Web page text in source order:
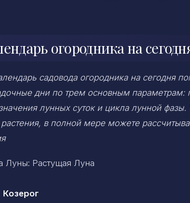
огородника на
садовода огородника на сегодня
дни по трем основным
лунных суток и цикла лунной
в полной мере можете
Луны: Растущая Луна
Козерог